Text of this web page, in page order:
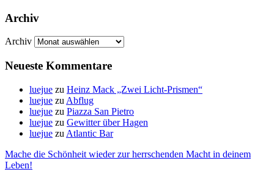
Archiv
Archiv
Neueste Kommentare
luejue zu Heinz Mack „Zwei Licht-Prismen“
luejue zu Abflug
luejue zu Piazza San Pietro
luejue zu Gewitter über Hagen
luejue zu Atlantic Bar
Mache die Schönheit wieder zur herrschenden Macht in deinem
Leben!